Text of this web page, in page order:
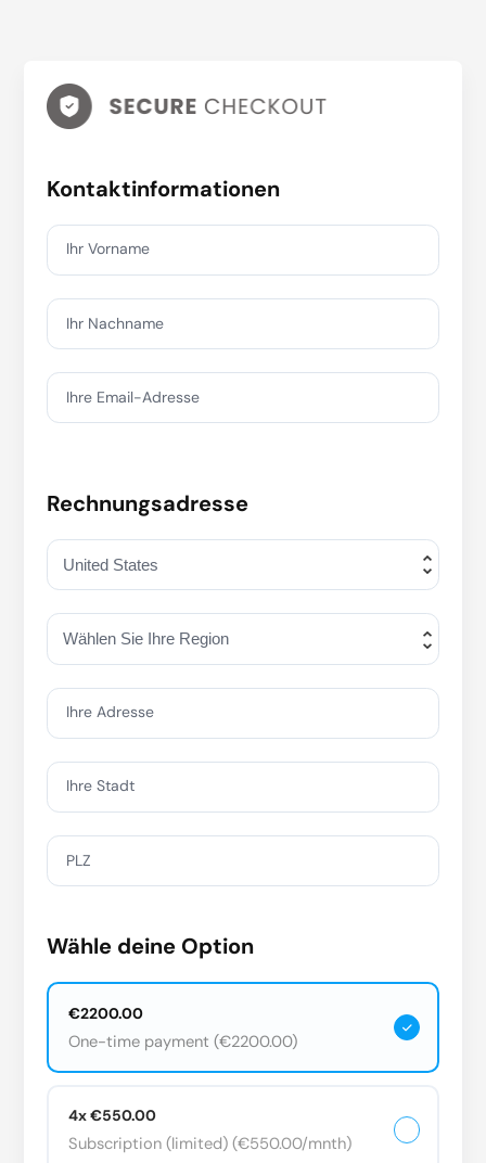
Kontaktinformationen
Ihr Vorname
Ihr Nachname
Ihre Email-Adresse
Rechnungsadresse
Ihre Adresse
Ihre Stadt
PLZ
Wähle deine Option
One-time payment (€2200.00)
€2200.00
Subscription (limited) (€550.00/mnth)
4x €550.00